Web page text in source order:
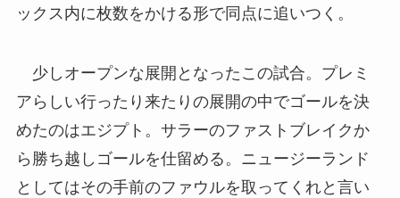
ックス内に枚数をかける形で同点に追いつく。
少しオープンな展開となったこの試合。プレミ
アらしい行ったり来たりの展開の中でゴールを決
めたのはエジプト。サラーのファストブレイクか
ら勝ち越しゴールを仕留める。ニュージーランド
としてはその手前のファウルを取ってくれと言い